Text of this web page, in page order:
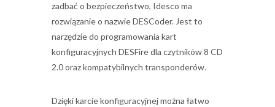
zadbać o bezpieczeństwo, Idesco ma
rozwiązanie o nazwie DESCoder. Jest to
narzędzie do programowania kart
konfiguracyjnych DESFire dla czytników 8 CD
2.0 oraz kompatybilnych transponderów.
Dzięki karcie konfiguracyjnej można łatwo